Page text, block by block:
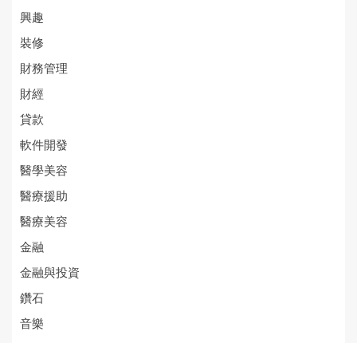
興趣
裝修
財務管理
財經
貸款
軟件開發
醫學美容
醫療援助
醫療美容
金融
金融與投資
鑽石
音樂